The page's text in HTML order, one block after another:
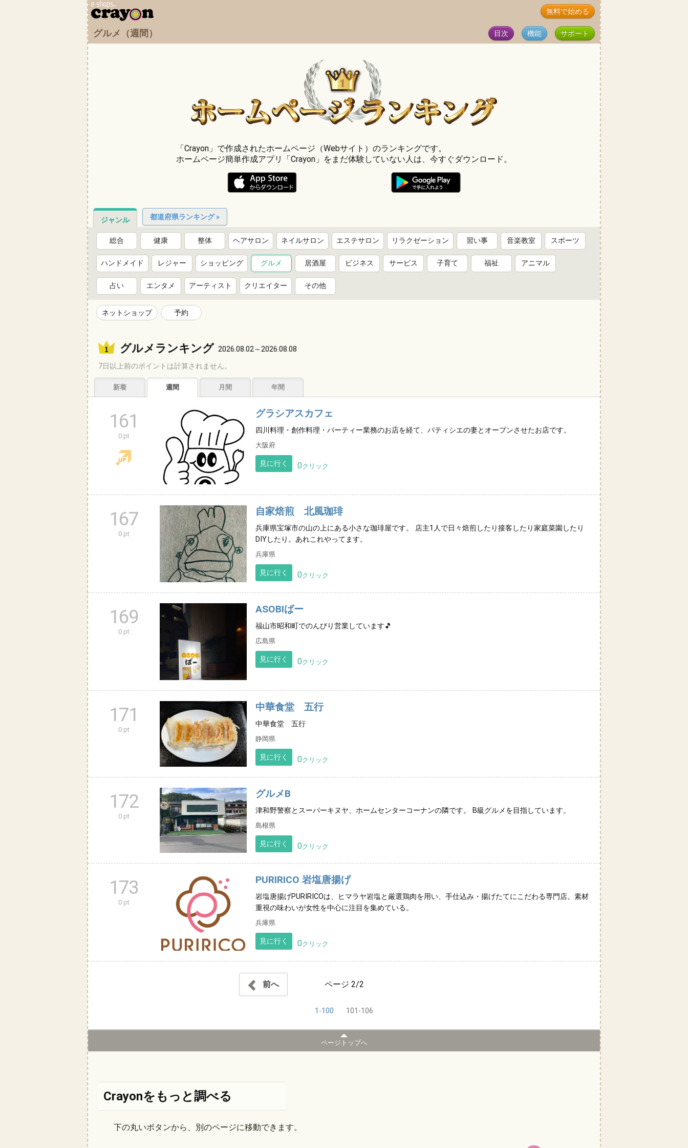
無料で始める
目次 機能 サポート
グルメ（週間）
「Crayon」で作成されたホームページ（Webサイト）のランキングです。
ホームページ簡単作成アプリ「Crayon」をまだ体験していない人は、今すぐダウンロード。
ジャンル 都道府県ランキング »
総合 健康 整体 ヘアサロン ネイルサロン エステサロン リラクゼーション 習い事 音楽教室 スポーツ
ハンドメイド レジャー ショッピング グルメ 居酒屋 ビジネス サービス 子育て 福祉 アニマル
占い エンタメ アーティスト クリエイター その他
ネットショップ 予約
グルメランキング 2026.08.02～2026.08.08
7日以上前のポイントは計算されません。
新着 週間 月間 年間
161
0 pt
グラシアスカフェ
四川料理・創作料理・パーティー業務のお店を経て、パティシエの妻とオープンさせたお店です。
大阪府
見に行く 0クリック
167
0 pt
自家焙煎 北風珈琲
兵庫県宝塚市の山の上にある小さな珈琲屋です。 店主1人で日々焙煎したり接客したり家庭菜園したり
DIYしたり。あれこれやってます。
兵庫県
見に行く 0クリック
169
0 pt
ASOBIばー
福山市昭和町でのんびり営業しています🎵
広島県
見に行く 0クリック
171
0 pt
中華食堂 五行
中華食堂 五行
静岡県
見に行く 0クリック
172
0 pt
グルメB
津和野警察とスーパーキヌヤ、ホームセンターコーナンの隣です。 B級グルメを目指しています。
島根県
見に行く 0クリック
173
0 pt
PURIRICO 岩塩唐揚げ
岩塩唐揚げPURIRICOは、ヒマラヤ岩塩と厳選鶏肉を用い、手仕込み・揚げたてにこだわる専門店。素材
重視の味わいが女性を中心に注目を集めている。
兵庫県
見に行く 0クリック
前へ ページ 2/2
1-100 101-106
ページトップへ
Crayonをもっと調べる
下の丸いボタンから、別のページに移動できます。